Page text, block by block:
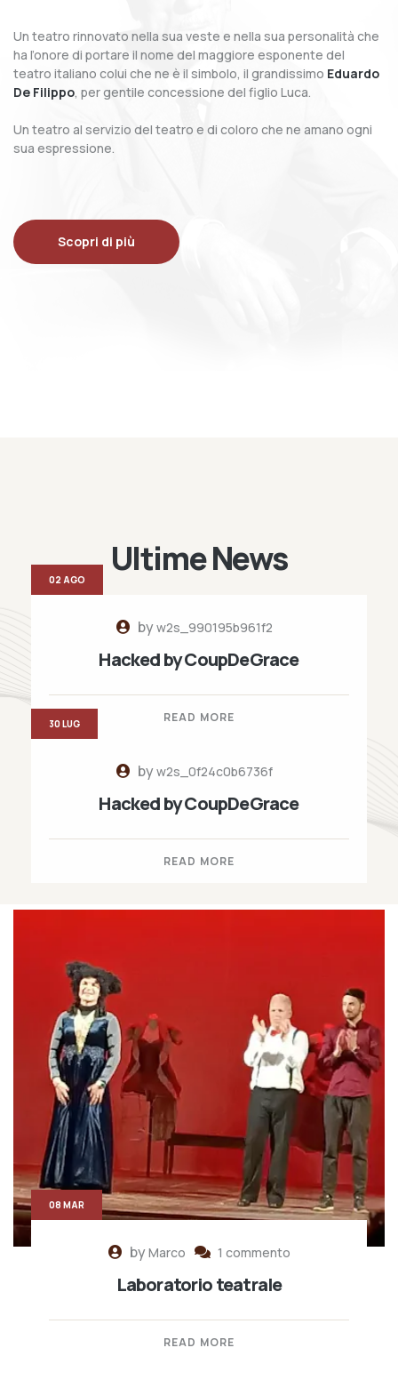
Un teatro rinnovato nella sua veste e nella sua personalità che
ha l’onore di portare il nome del maggiore esponente del
teatro italiano colui che ne è il simbolo, il grandissimo Eduardo
De Filippo, per gentile concessione del figlio Luca.
Un teatro al servizio del teatro e di coloro che ne amano ogni
sua espressione.
Scopri di più
Ultime News
byw2s_990195b961f2
Hacked by CoupDeGrace
READ MORE
02 AGO
byw2s_0f24c0b6736f
Hacked by CoupDeGrace
READ MORE
30 LUG
byMarco 1 commento
Laboratorio teatrale
READ MORE
08 MAR